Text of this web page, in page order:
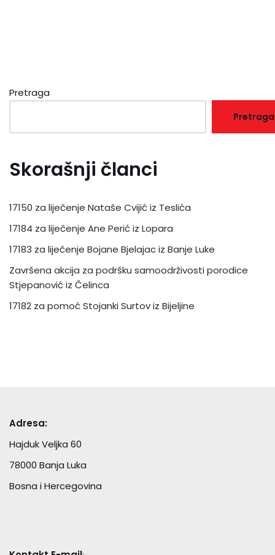
Pretraga
Pretraga
Skorašnji članci
17150 za liječenje Nataše Cvijić iz Teslića
17184 za liječenje Ane Perić iz Lopara
17183 za liječenje Bojane Bjelajac iz Banje Luke
Završena akcija za podršku samoodrživosti porodice
Stjepanović iz Čelinca
17182 za pomoć Stojanki Surtov iz Bijeljine
Adresa:
Hajduk Veljka 60
78000 Banja Luka
Bosna i Hercegovina